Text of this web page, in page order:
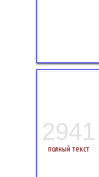
2941
полный текст